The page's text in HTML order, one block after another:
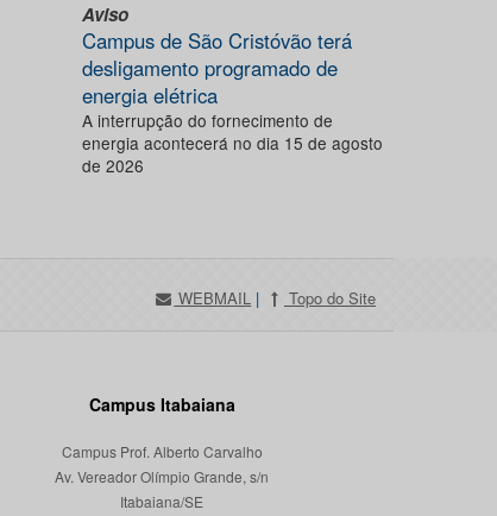
Aviso
Campus de São Cristóvão terá
desligamento programado de
energia elétrica
A interrupção do fornecimento de
energia acontecerá no dia 15 de agosto
de 2026
WEBMAIL | Topo do Site
Campus Itabaiana
Campus Prof. Alberto Carvalho
Av. Vereador Olímpio Grande, s/n
Itabaiana/SE